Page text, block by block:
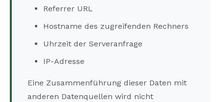
Referrer URL
Hostname des zugreifenden Rechners
Uhrzeit der Serveranfrage
IP-Adresse
Eine Zusammenführung dieser Daten mit
anderen Datenquellen wird nicht